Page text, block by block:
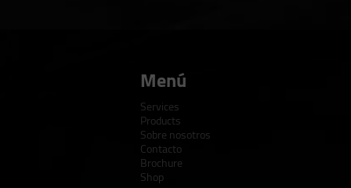
Menú
Services
Products
Sobre nosotros
Contacto
Brochure
Shop